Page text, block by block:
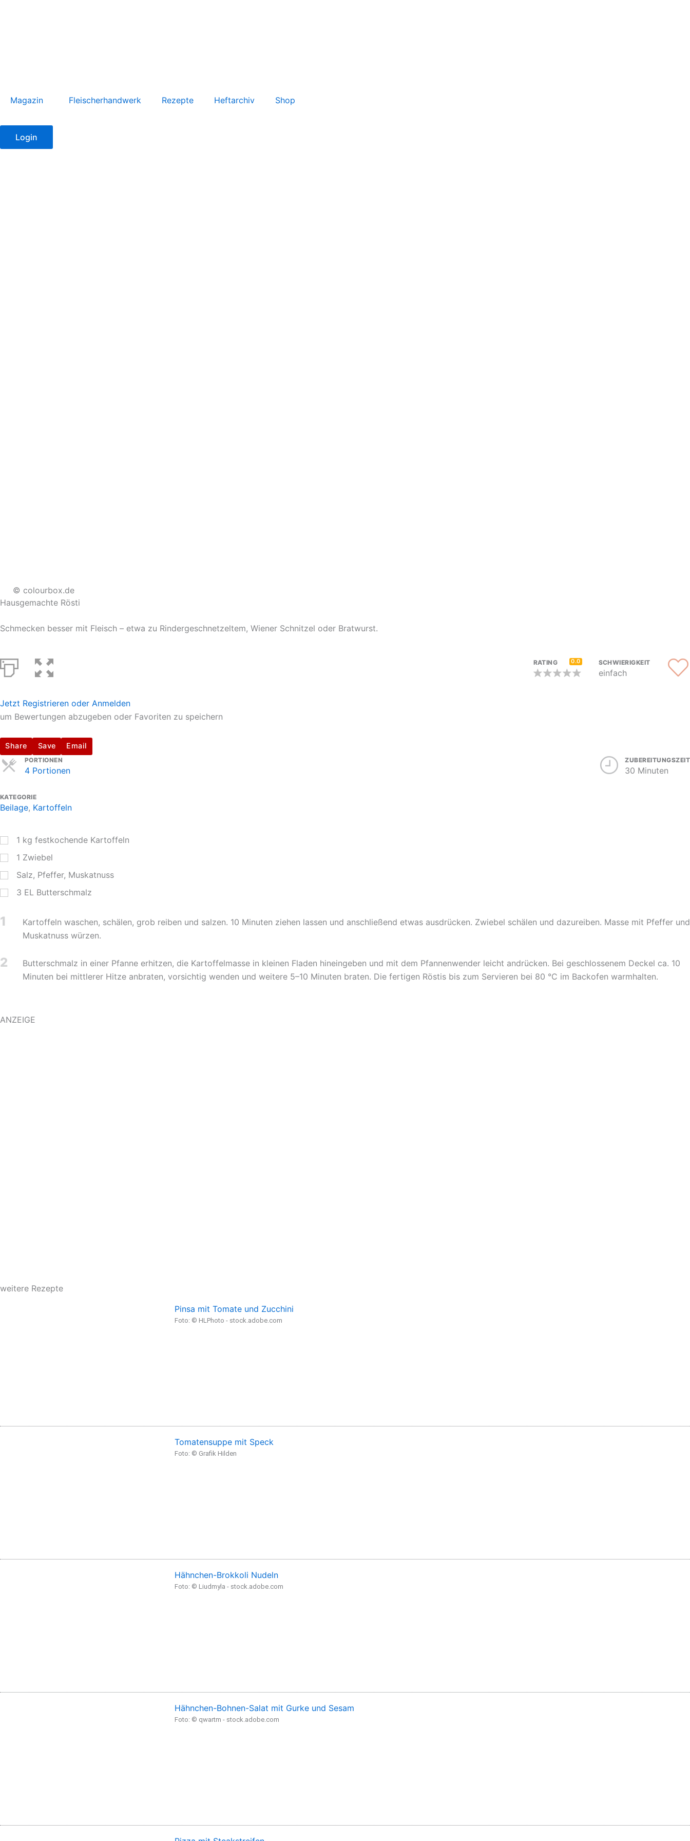
Magazin Fleischerhandwerk Rezepte Heftarchiv Shop
Login
© colourbox.de
Hausgemachte Rösti
Schmecken besser mit Fleisch – etwa zu Rindergeschnetzeltem, Wiener Schnitzel oder Bratwurst.
RATING 0.0 SCHWIERIGKEIT
einfach
Jetzt Registrieren oder Anmelden
um Bewertungen abzugeben oder Favoriten zu speichern
Share Save Email
PORTIONEN
4 Portionen
ZUBEREITUNGSZEIT
30 Minuten
KATEGORIE
Beilage, Kartoffeln
1 kg festkochende Kartoffeln
1 Zwiebel
Salz, Pfeffer, Muskatnuss
3 EL Butterschmalz
1
Kartoffeln waschen, schälen, grob reiben und salzen. 10 Minuten ziehen lassen und anschließend etwas ausdrücken. Zwiebel schälen und dazureiben. Masse mit Pfeffer und
Muskatnuss würzen.
2
Butterschmalz in einer Pfanne erhitzen, die Kartoffelmasse in kleinen Fladen hineingeben und mit dem Pfannenwender leicht andrücken. Bei geschlossenem Deckel ca. 10
Minuten bei mittlerer Hitze anbraten, vorsichtig wenden und weitere 5–10 Minuten braten. Die fertigen Röstis bis zum Servieren bei 80 °C im Backofen warmhalten.
ANZEIGE
weitere Rezepte
Pinsa mit Tomate und Zucchini
Foto: © HLPhoto - stock.adobe.com
Tomatensuppe mit Speck
Foto: © Grafik Hilden
Hähnchen-Brokkoli Nudeln
Foto: © Liudmyla - stock.adobe.com
Hähnchen-Bohnen-Salat mit Gurke und Sesam
Foto: © qwartm - stock.adobe.com